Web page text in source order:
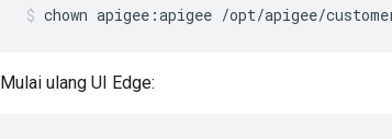
chown apigee:apigee /opt/apigee/
Mulai ulang UI Edge: